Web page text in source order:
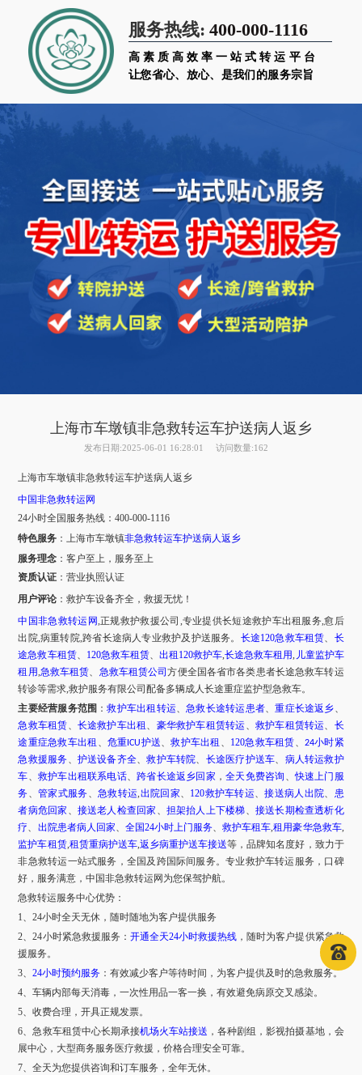
服务热线: 400-000-1116
高素质高效率一站式转运平台
让您省心、放心、是我们的服务宗旨
上海市车墩镇非急救转运车护送病人返乡
发布日期:2025-06-01 16:28:01 访问数量:162
上海市车墩镇非急救转运车护送病人返乡
中国非急救转运网
24小时全国服务热线 ：400-000-1116
特色服务 ：上海市车墩镇非急救转运车护送病人返乡
服务理念 ：客户至上，服务至上
资质认证 ：营业执照认证
用户评论 ：救护车设备齐全，救援无忧！
中国非急救转运网,正规救护救援公司,专业提供长短途救护车出租服务,愈后
出院,病重转院,跨省长途病人专业救护及护送服务。 长途120急救车租赁、 长
途急救车租赁、 120急救车租赁、 出租 120救护车,长途急救车租用, 儿童监护车
租用,急救车租赁、 急救车租赁公司方便全国各省市各类患者长途急救车转运
转诊等需求,救护服务有限公司配备多辆成人长途重症监护型急救车。
主要经营服务范围 ：救护车出租转运、急救长途转运患者、重症长途返乡、
急救车租赁、 长途救护车出租 、 豪华救护车租赁转运、 救护车租赁转运、 长
途重症急救车出租 、 危重 ICU护送、救护车出租 、 120急救车租赁、 24小时紧
急救援服务、 护送设备齐全、救护车转院、 长途医疗护送车、 病人转运救护
车、 救护车出租联系电话、跨省长途返乡回家 ，全天免费咨询 、快速上门服
务、管家式服务、 急救转运,出院回家、 120救护车转运、接送病人出院、 患
者病危回家 、 接送老人检查回家 、 担架抬人上下楼梯、 接送长期检查透析化
疗、 出院患者病人回家、 全国24小时上门服务、救护车租车,租用豪华急救车,
监护车租赁,租赁重病护送车,返乡病重护送车接送等，品牌知名度好，致力于
非急救转运一站式服务，全国及跨国际间服务。专业救护车转运服务，口碑
好，服务满意，中国非急救转运网为您保驾护航。
急救转运服务中心优势：
1、24小时全天无休，随时随地为客户提供服务
2、24小时紧急救援服务： 开通全天24小时救援热线 ，随时为客户提供紧急救
援服务。
3、24小时预约服务 ：有效减少客户等待时间，为客户提供及时的急救服务。
4、车辆内部每天消毒，一次性用品一客一换，有效避免病原交叉感染。
5、收费合理，开具正规发票。
6、急救车租赁中心长期承接机场火车站接送 ，各种剧组，影视拍摄基地，会
展中心，大型商务服务医疗救援，价格合理安全可靠。
7、全天为您提供咨询和订车服务，全年无休。